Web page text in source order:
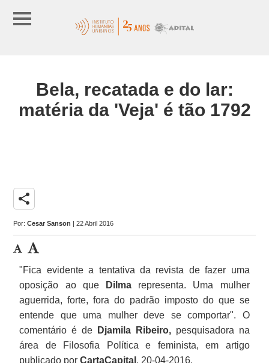
Bela, recatada e do lar:
matéria da 'Veja' é tão 1792
share
Por:Cesar Sanson | 22 Abril 2016
"Fica evidente a tentativa da revista de fazer uma
oposição ao que
Dilma representa. Uma mulher
aguerrida, forte, fora do padrão imposto do que se
entende que uma mulher deve se comportar". O
comentário é de
Djamila Ribeiro, pesquisadora na
área de Filosofia Política e feminista, em artigo
publicado porCartaCapital , 20-04-2016.